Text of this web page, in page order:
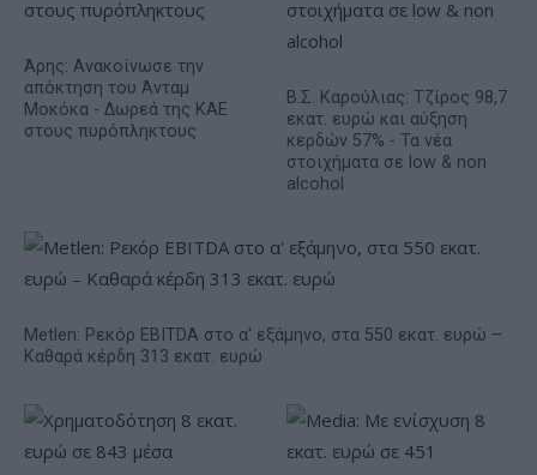
Άρης: Ανακοίνωσε την
απόκτηση του Άνταμ
Μοκόκα - Δωρεά της ΚΑΕ
στους πυρόπληκτους
Β.Σ. Καρούλιας: Τζίρος 98,7
εκατ. ευρώ και αύξηση
κερδών 57% - Τα νέα
στοιχήματα σε low & non
alcohol
Metlen: Ρεκόρ EBITDA στο α' εξάμηνο, στα 550 εκατ. ευρώ –
Καθαρά κέρδη 313 εκατ. ευρώ